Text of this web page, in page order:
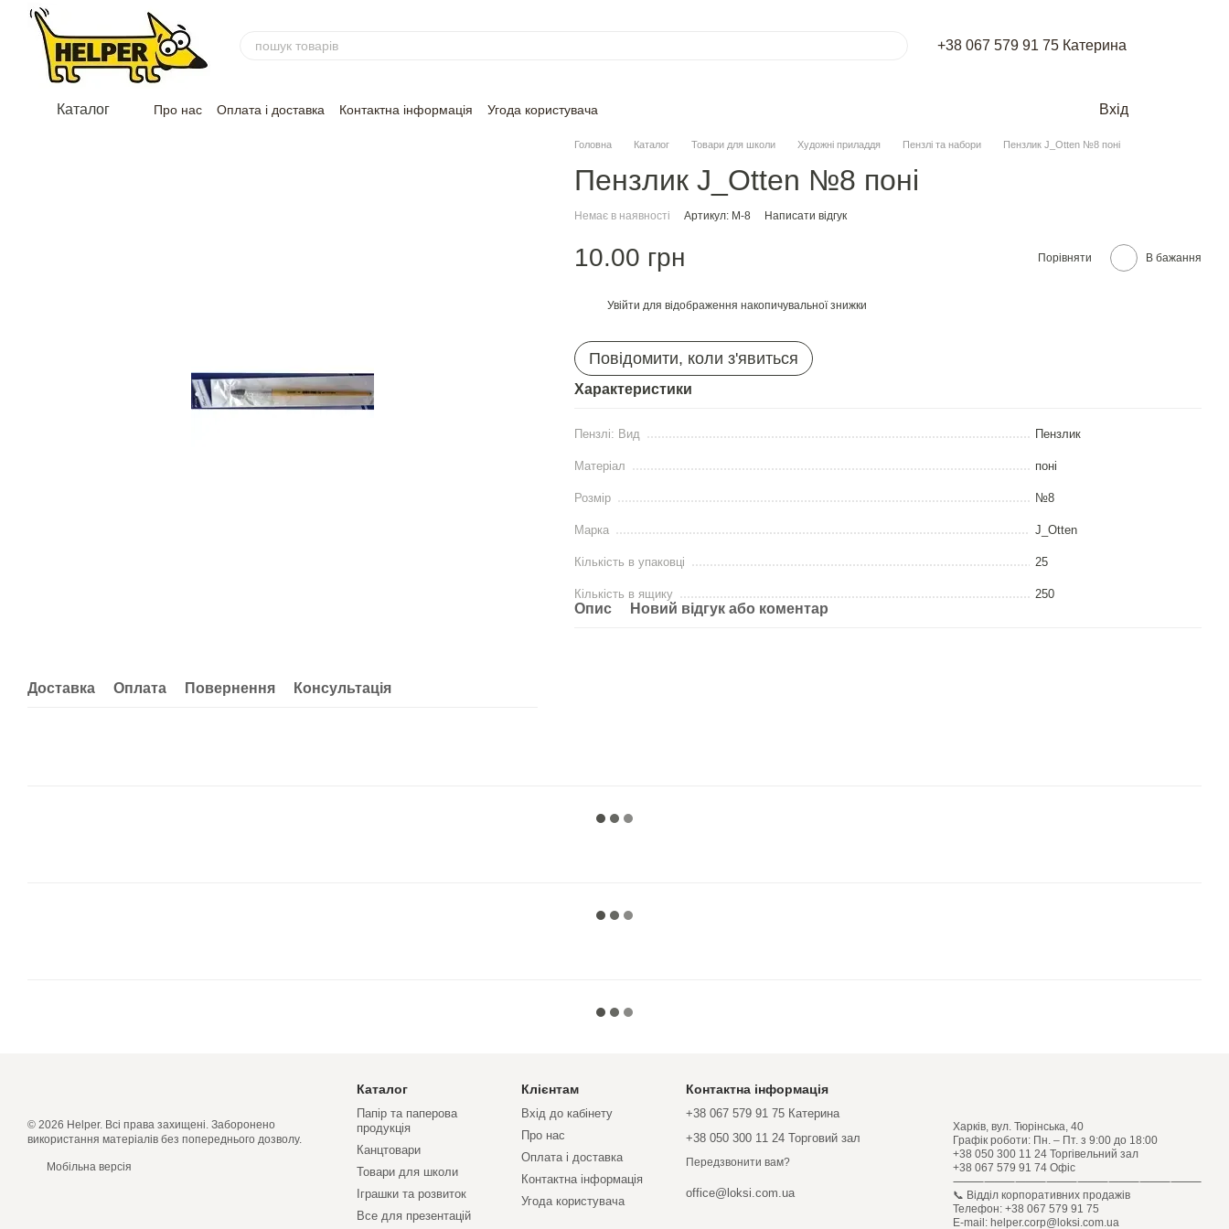
Перейти до основного контенту
+38 067 579 91 75 Катерина
Каталог Про нас Оплата і доставка Контактна інформація Угода користувача Вхід
Доставка Оплата Повернення Консультація
Головна Каталог Товари для школи Художні приладдя Пензлі та набори Пензлик J_Otten №8 поні
Пензлик J_Otten №8 поні
Немає в наявності Артикул: М-8 Написати відгук
10.00 грн Порівняти В бажання
Увійти для відображення накопичувальної знижки
Повідомити, коли з'явиться
Характеристики
Пензлі: Вид Пензлик
Матеріал поні
Розмір №8
Марка J_Otten
Кількість в упаковці 25
Кількість в ящику 250
Опис Новий відгук або коментар
© 2026 Helper. Всі права захищені. Заборонено
використання матеріалів без попереднього дозволу.
Мобільна версія
Каталог
Папір та паперова
продукція
Канцтовари
Товари для школи
Іграшки та розвиток
Все для презентацій
Клієнтам
Вхід до кабінету
Про нас
Оплата і доставка
Контактна інформація
Угода користувача
Контактна інформація
+38 067 579 91 75 Катерина
+38 050 300 11 24 Торговий зал
Передзвонити вам?
office@loksi.com.ua
Харків, вул. Тюрінська, 40
Графік роботи: Пн. – Пт. з 9:00 до 18:00
+38 050 300 11 24 Торгівельний зал
+38 067 579 91 74 Офіс
⸻⸻⸻⸻⸻⸻⸻⸻
📞 Відділ корпоративних продажів
Телефон: +38 067 579 91 75
E-mail: helper.corp@loksi.com.ua